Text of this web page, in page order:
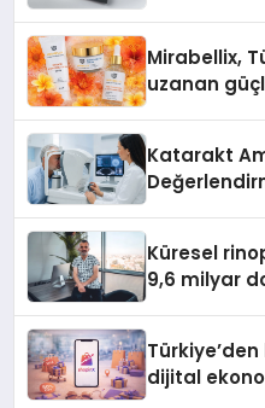
Mirabellix,
uzanan
Katarakt
Küresel
9,6 milyar
dijital